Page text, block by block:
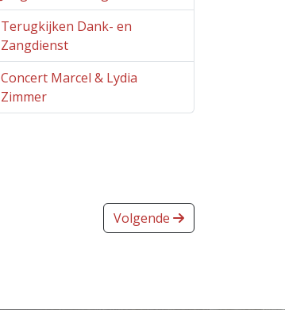
Terugkijken Dank- en
Zangdienst
Concert Marcel & Lydia
Zimmer
Volgende